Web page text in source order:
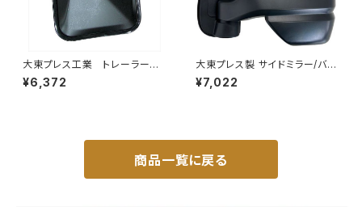
大東プレス工業 トレーラーミ
ラー 黒 UD L013 NS
角型 左 DI-58B
¥6,372
大東プレス製 サイドミラー/バッ
クミラー左 (助手席側) アクティ
トラック HA6 HA7 DI-650
¥7,022
商品一覧に戻る